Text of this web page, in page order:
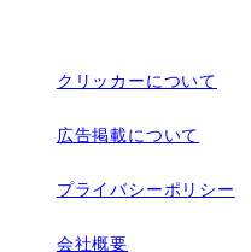
クリッカーについて
広告掲載について
プライバシーポリシー
会社概要